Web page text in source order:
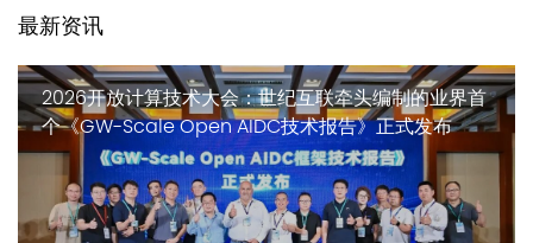
最新资讯
2026开放计算技术大会：世纪互联牵头编制的业界首
个《GW-Scale Open AIDC技术报告》正式发布